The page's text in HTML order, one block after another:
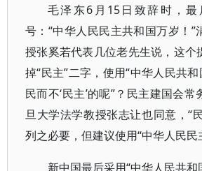
毛泽东6月15日致辞时，最
号：“中华人民民主共和国万岁！”
授张奚若代表几位老先生说，这个
掉“民主”二字，使用“中华人民共和
民而不‘民主’的呢”？民主建国会
旦大学法学教授张志让也同意，“
列之必要，但建议使用“中华人民民
新中国最后采用“中华人民共和